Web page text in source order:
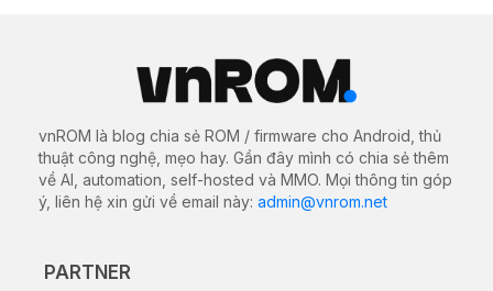
vnROM là blog chia sẻ ROM / firmware cho Android, thủ
thuật công nghệ, mẹo hay. Gần đây mình có chia sẻ thêm
về AI, automation, self-hosted và MMO. Mọi thông tin góp
ý, liên hệ xin gửi về email này: admin@vnrom.net
PARTNER